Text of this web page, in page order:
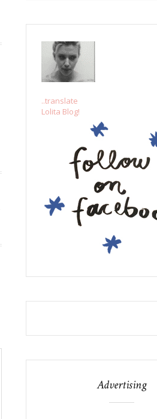
..translate
Lolita Blog!
Advertising